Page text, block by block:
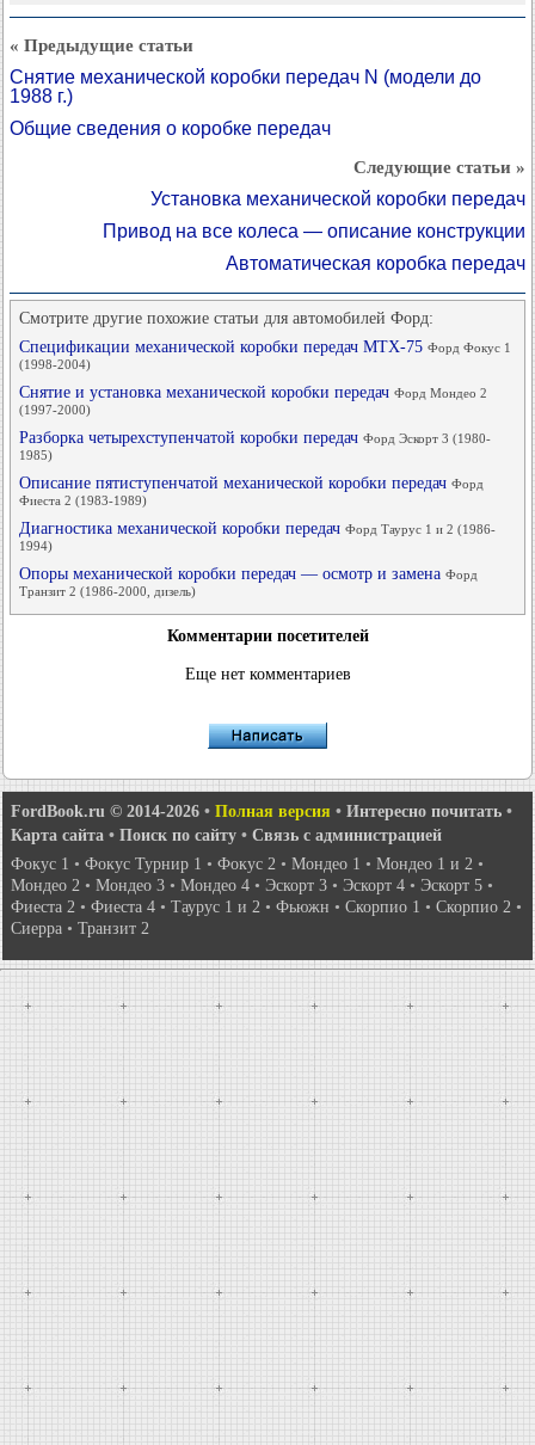
« Предыдущие статьи
Снятие механической коробки передач N (модели до
1988 г.)
Общие сведения о коробке передач
Следующие статьи »
Установка механической коробки передач
Привод на все колеса — описание конструкции
Автоматическая коробка передач
Смотрите другие похожие статьи для автомобилей Форд:
Спецификации механической коробки передач MTX-75 Форд Фокус 1
(1998-2004)
Снятие и установка механической коробки передач Форд Мондео 2
(1997-2000)
Разборка четырехступенчатой коробки передач Форд Эскорт 3 (1980-
1985)
Описание пятиступенчатой механической коробки передач Форд
Фиеста 2 (1983-1989)
Диагностика механической коробки передач Форд Таурус 1 и 2 (1986-
1994)
Опоры механической коробки передач — осмотр и замена Форд
Транзит 2 (1986-2000, дизель)
Комментарии посетителей
Еще нет комментариев
FordBook.ru © 2014-2026 • Полная версия • Интересно почитать •
Карта сайта • Поиск по сайту • Связь с администрацией
Фокус 1 • Фокус Турнир 1 • Фокус 2 • Мондео 1 • Мондео 1 и 2 •
Мондео 2 • Мондео 3 • Мондео 4 • Эскорт 3 • Эскорт 4 • Эскорт 5 •
Фиеста 2 • Фиеста 4 • Таурус 1 и 2 • Фьюжн • Скорпио 1 • Скорпио 2 •
Сиерра • Транзит 2